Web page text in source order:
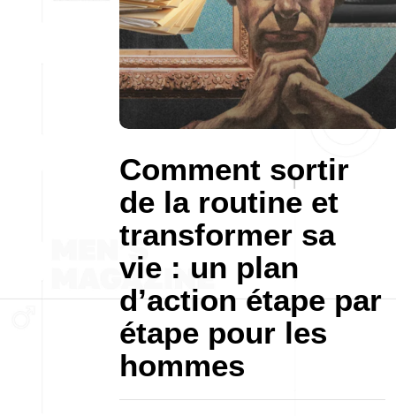
Comment sortir
de la routine et
transformer sa
vie : un plan
d’action étape par
étape pour les
hommes